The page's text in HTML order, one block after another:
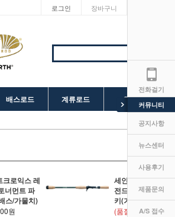
장바구니
로그인
배스로드 계류로드
SEVIIN 릴
크로익스 레
너먼트 파
스/가물치)
원
세인트크로익스 레
전드 엘리트 머스
키(가물치)
(품절)
전화걸기
커뮤니티
공지사항
뉴스센터
사용후기
제품문의
A/S 접수